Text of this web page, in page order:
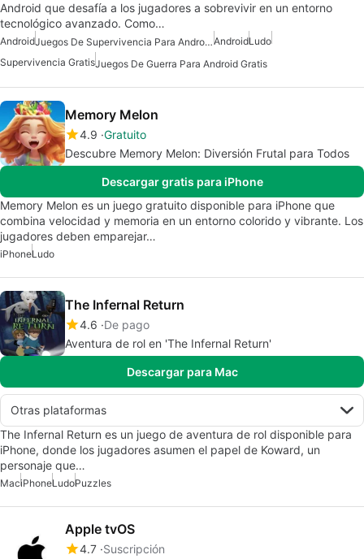
Android que desafía a los jugadores a sobrevivir en un entorno
tecnológico avanzado. Como…
Android Juegos De Supervivencia Para Android GratisAndroidLudo
Supervivencia GratisJuegos De Guerra Para Android Gratis
Memory Melon
4.9 Gratuito
Descubre Memory Melon: Diversión Frutal para Todos
Descargar gratis para iPhone
Memory Melon es un juego gratuito disponible para iPhone que
combina velocidad y memoria en un entorno colorido y vibrante. Los
jugadores deben emparejar…
iPhoneLudo
The Infernal Return
4.6 De pago
Aventura de rol en 'The Infernal Return'
Descargar para Mac
Otras plataformas
The Infernal Return es un juego de aventura de rol disponible para
iPhone, donde los jugadores asumen el papel de Koward, un
personaje que…
MaciPhoneLudoPuzzles
Apple tvOS
4.7 Suscripción